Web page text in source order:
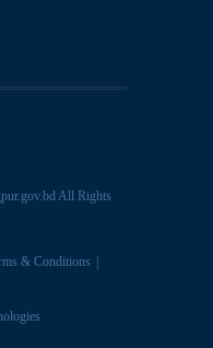
All Rights
& Conditions